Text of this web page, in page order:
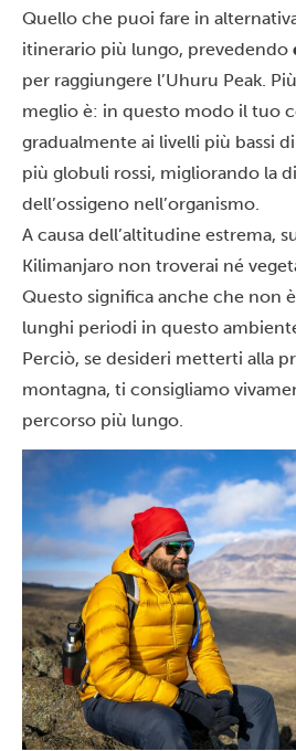
Quello che puoi fare in
itinerario più lungo, prevedendo
per raggiungere l’Uhuru Peak.
meglio è: in questo modo il tuo
gradualmente ai livelli più bassi
più globuli rossi, migliorando la
dell’ossigeno nell’organismo.
A causa dell’altitudine estrema,
Kilimanjaro non troverai né
Questo significa anche che non
lunghi periodi in questo
Perciò, se desideri metterti alla
montagna, ti consigliamo
percorso più lungo.